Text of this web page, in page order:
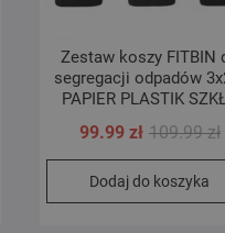
Zestaw koszy FITBIN
segregacji odpadów
PAPIER PLASTIK
109.99zł
99.99 zł
Dodaj do koszyka